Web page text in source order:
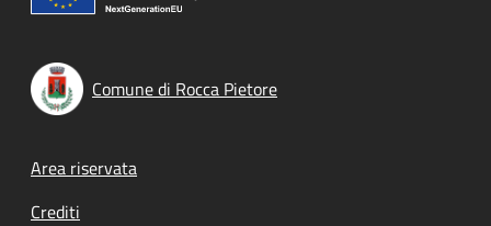
Comune di Rocca Pietore
Footer menu
Area riservata
Crediti